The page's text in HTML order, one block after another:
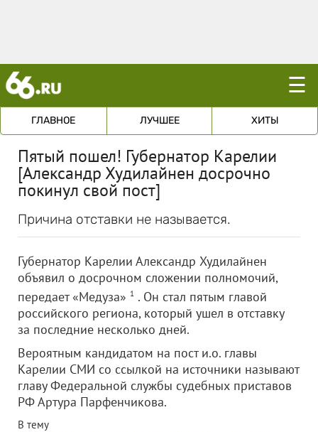
☰
ГЛАВНОЕ ЛУЧШЕЕ ХИТЫ
Пятый пошел! Губернатор Карелии
[Александр Худилайнен досрочно
покинул свой пост]
Причина отставки не называется.
Губернатор Карелии Александр Худилайнен
объявил о досрочном сложении полномочий,
передает «Медуза» 1 . Он стал пятым главой
российского региона, который ушел в отставку
за последние несколько дней.
Вероятным кандидатом на пост и.о. главы
Карелии СМИ со ссылкой на источники называют
главу Федеральной службы судебных приставов
РФ Артура Парфенчикова.
В тему